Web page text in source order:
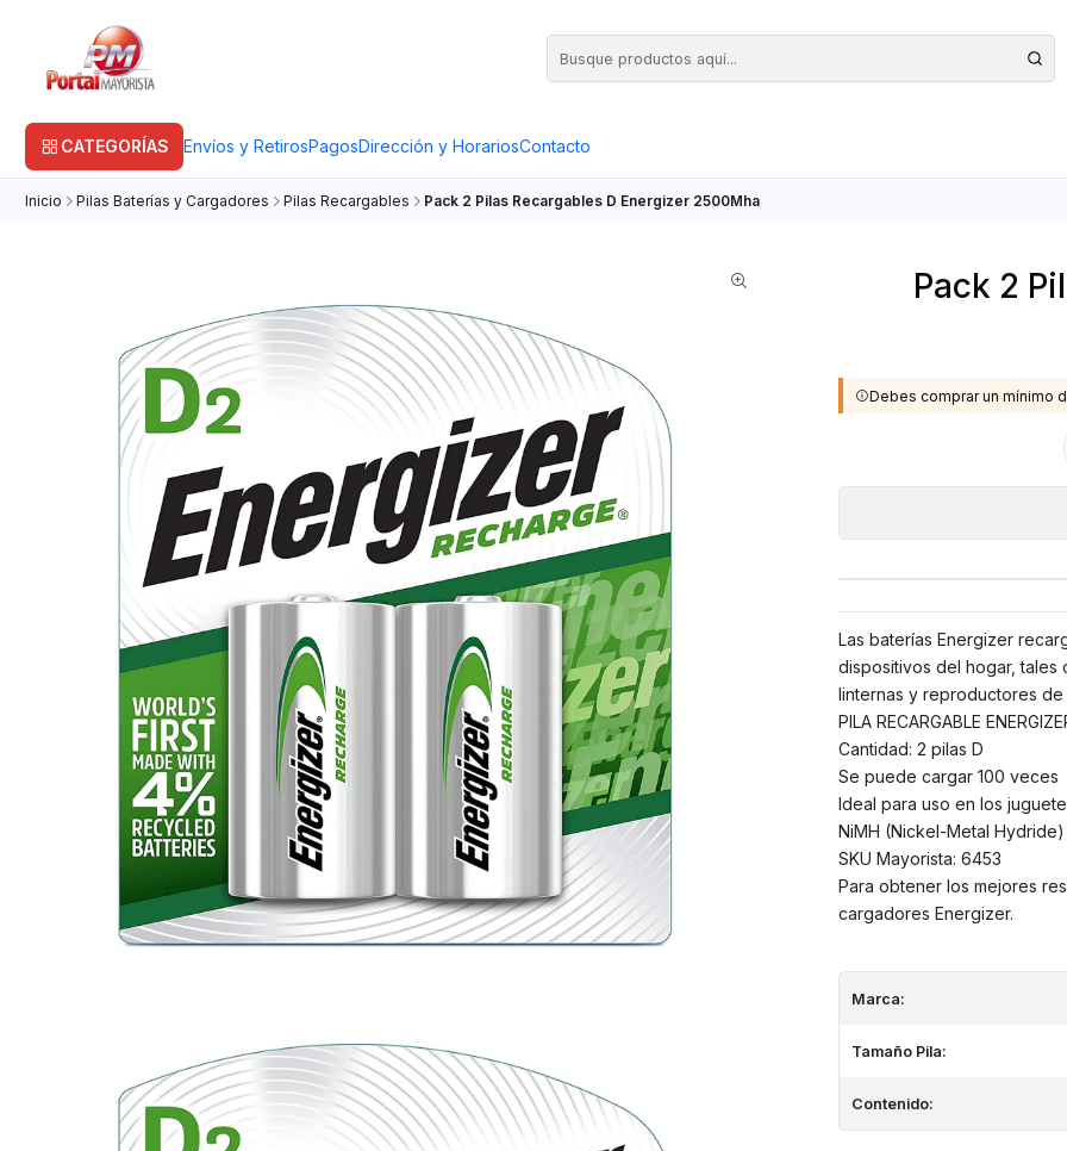
CATEGORÍAS Envíos y RetirosPagosDirección y HorariosContacto
Inicio Pilas Baterías y Cargadores Pilas Recargables Pack 2 Pilas Recargables D Energizer 2500Mha
Pack 2
Debes comprar un mínimo
Las baterías Energizer
dispositivos del hogar, tales
linternas y reproductores
PILA RECARGABLE
Cantidad: 2 pilas D
Se puede cargar 100 veces
Ideal para uso en los
NiMH (Nickel-Metal Hydride)
SKU Mayorista: 6453
Para obtener los mejores
cargadores Energizer.
Marca:
Tamaño Pila:
Contenido: